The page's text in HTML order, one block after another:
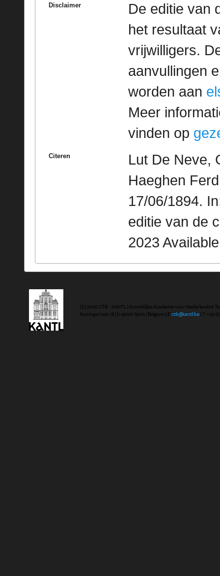
Disclaimer
De editie van
het resultaat
vrijwilligers.
aanvullingen
worden aan
Meer
vinden op
Citeren
Lut De Neve,
Haeghen
17/06/1894.
editie van de
2023
(C) 2020 CTB - KANTL | Koninklijke Academie voor Nederlandse
Koningstraat 18 | b-9000 Gent | Belgium | E ctb@kantl.be | T +32